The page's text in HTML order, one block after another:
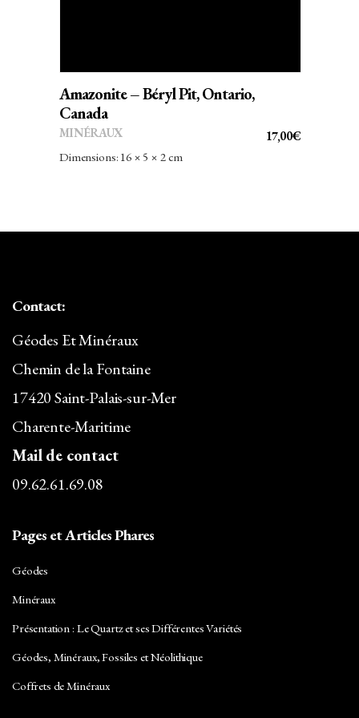
Amazonite – Béryl Pit, Ontario,
Canada
17,00€
MINÉRAUX
Dimensions: 16 × 5 × 2 cm
Contact:
Géodes Et Minéraux
Chemin de la Fontaine
17420 Saint-Palais-sur-Mer
Charente-Maritime
Mail de contact
09.62.61.69.08
Pages et Articles Phares
Géodes
Minéraux
Présentation : Le Quartz et ses Différentes Variétés
Géodes, Minéraux, Fossiles et Néolithique
Coffrets de Minéraux